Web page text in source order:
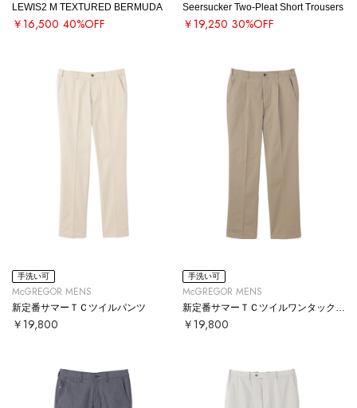
LEWIS2 M TEXTURED BERMUDA
￥16,500 40%OFF
Seersucker Two-Pleat Short Trousers
￥19,250 30%OFF
手洗い可
McGREGOR MENS
新定番サマーＴＣツイルパンツ
￥19,800
手洗い可
McGREGOR MENS
￥19,800